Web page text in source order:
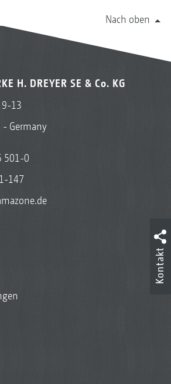
Nach oben
H. DREYER SE & Co. KG
13
- Germany
501-0
147
Kontakt